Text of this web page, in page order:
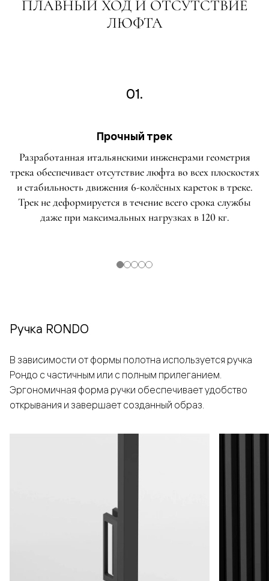
ПЛАВНЫЙ ХОД И ОТСУТСТВИЕ
ЛЮФТА
01.
Прочный трек
Разработанная итальянскими инженерами геометрия
трека обеспечивает отсутствие люфта во всех плоскостях
и стабильность движения 6-колёсных кареток в треке.
Трек не деформируется в течение всего срока службы
даже при максимальных нагрузках в 120 кг.
Ручка RONDO
В зависимости от формы полотна используется ручка
Рондо с частичным или с полным прилеганием.
Эргономичная форма ручки обеспечивает удобство
открывания и завершает созданный образ.